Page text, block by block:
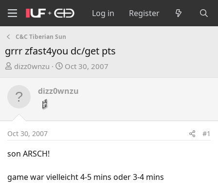
Log in Register
C&C Tiberian Sun
grrr zfast4you dc/get pts
T
e
d
s
t
a
e
dizz0wnzu
S
d
t
Oct 30, 2007
dizz0wnzu
Oct 30, 2007 #1
son ARSCH!
game war vielleicht 4-5 mins oder 3-4 mins